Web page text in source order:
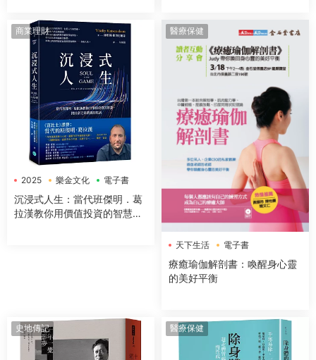
麼這樣用的介系詞寶典
商業理財
2025 樂金文化 電子書
沉浸式人生：當代班傑明．葛
拉漢教你用價值投資的智慧，
醫療保健
天下生活 電子書
療癒瑜伽解剖書：喚醒身心靈
的美好平衡
史地傳記 醫療保健